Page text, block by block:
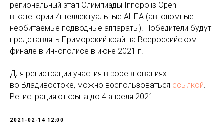
региональный этап Олимпиады Innopolis Open
в категории Интеллектуальные АНПА (автономные
необитаемые подводные аппараты). Победители будут
представлять Приморский край на Всероссийском
финале в Иннополисе в июне 2021 г.
Для регистрации участия в соревнованиях
во Владивостоке, можно воспользоваться ссылкой.
Регистрация открыта до 4 апреля 2021 г.
2021-02-14 12:00